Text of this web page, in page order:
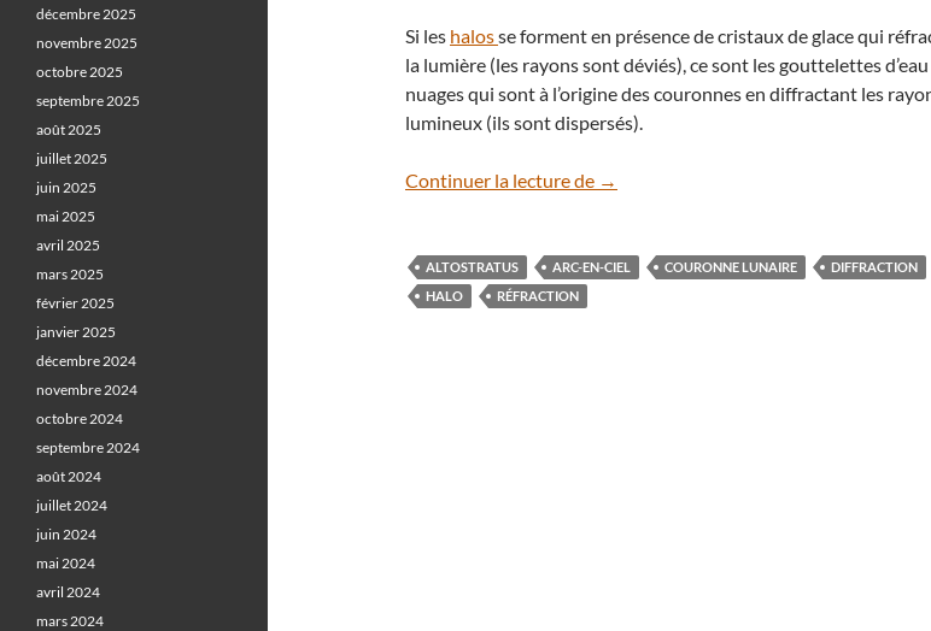
Si les halosse forment en présence de cristaux de glace qui
la lumière (les rayons sont déviés), ce sont les gouttelettes
nuages qui sont à l’origine des couronnes en diffractant les
lumineux (ils sont dispersés).
Continuer la lecture de Quand la Pleine Lune met sa couronne
→
ALTOSTRATUS ARC-EN-CIEL COURONNE LUNAIRE
DIFFRACTION
HALO
RÉFRACTION
décembre 2025
novembre 2025
octobre 2025
septembre 2025
août 2025
juillet 2025
juin 2025
mai 2025
avril 2025
mars 2025
février 2025
janvier 2025
décembre 2024
novembre 2024
octobre 2024
septembre 2024
août 2024
juillet 2024
juin 2024
mai 2024
avril 2024
mars 2024